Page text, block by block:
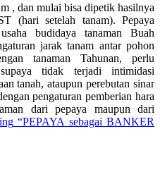
, dan mulai bisa dipetik hasilnya
(hari setelah tanam). Pepaya
budidaya tanaman Buah
jarak tanam antar pohon
tanaman Tahunan, perlu
tidak terjadi intimidasi
tanah, ataupun perebutan sinar
pengaturan pemberian hara
dari pepaya maupun dari
“PEPAYA sebagai BANKER